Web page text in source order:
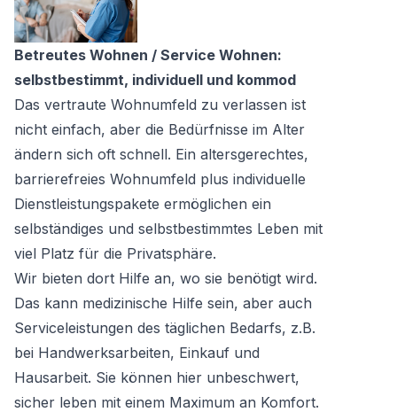
Betreutes Wohnen / Service Wohnen:
selbstbestimmt, individuell und kommod
Das vertraute Wohnumfeld zu verlassen ist
nicht einfach, aber die Bedürfnisse im Alter
ändern sich oft schnell. Ein altersgerechtes,
barrierefreies Wohnumfeld plus individuelle
Dienstleistungspakete ermöglichen ein
selbständiges und selbstbestimmtes Leben mit
viel Platz für die Privatsphäre.
Wir bieten dort Hilfe an, wo sie benötigt wird.
Das kann medizinische Hilfe sein, aber auch
Serviceleistungen des täglichen Bedarfs, z.B.
bei Handwerksarbeiten, Einkauf und
Hausarbeit. Sie können hier unbeschwert,
sicher leben mit einem Maximum an Komfort.